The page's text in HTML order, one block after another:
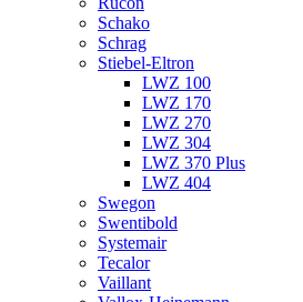
Schako
Schrag
Stiebel-Eltron
LWZ 100
LWZ 170
LWZ 270
LWZ 304
LWZ 370 Plus
LWZ 404
Swegon
Swentibold
Systemair
Tecalor
Vaillant